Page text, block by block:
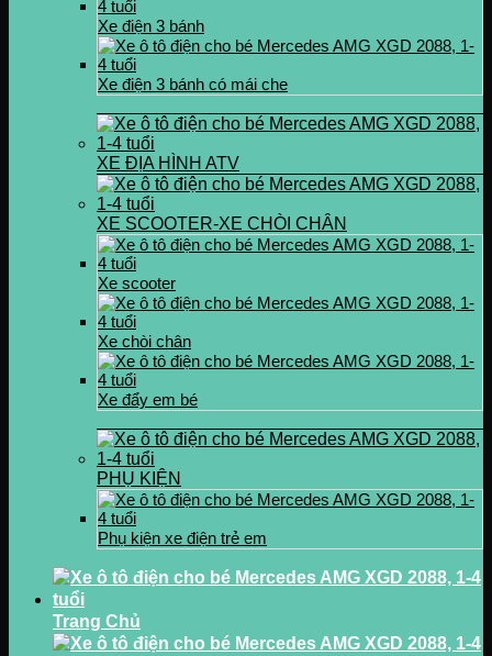
Xe điện 3 bánh
Xe điện 3 bánh có mái che
XE ĐỊA HÌNH ATV
XE SCOOTER-XE CHÒI CHÂN
Xe scooter
Xe chòi chân
Xe đẩy em bé
PHỤ KIỆN
Phụ kiện xe điện trẻ em
Trang Chủ